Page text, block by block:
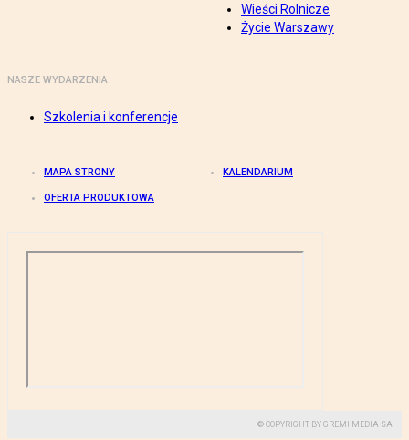
Wieści Rolnicze
Życie Warszawy
NASZE WYDARZENIA
Szkolenia i konferencje
MAPA STRONY KALENDARIUM
OFERTA PRODUKTOWA
© COPYRIGHT BY GREMI MEDIA SA